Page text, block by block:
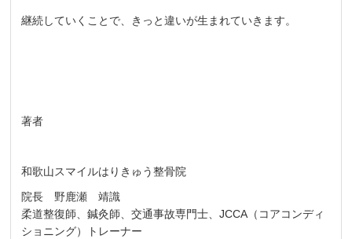
継続していくことで、きっと違いが生まれていきます。
著者
和歌山スマイルはりきゅう整骨院
院長 野鹿瀬 靖識
柔道整復師、鍼灸師、交通事故専門士、JCCA（コアコンディ
ショニング）トレーナー